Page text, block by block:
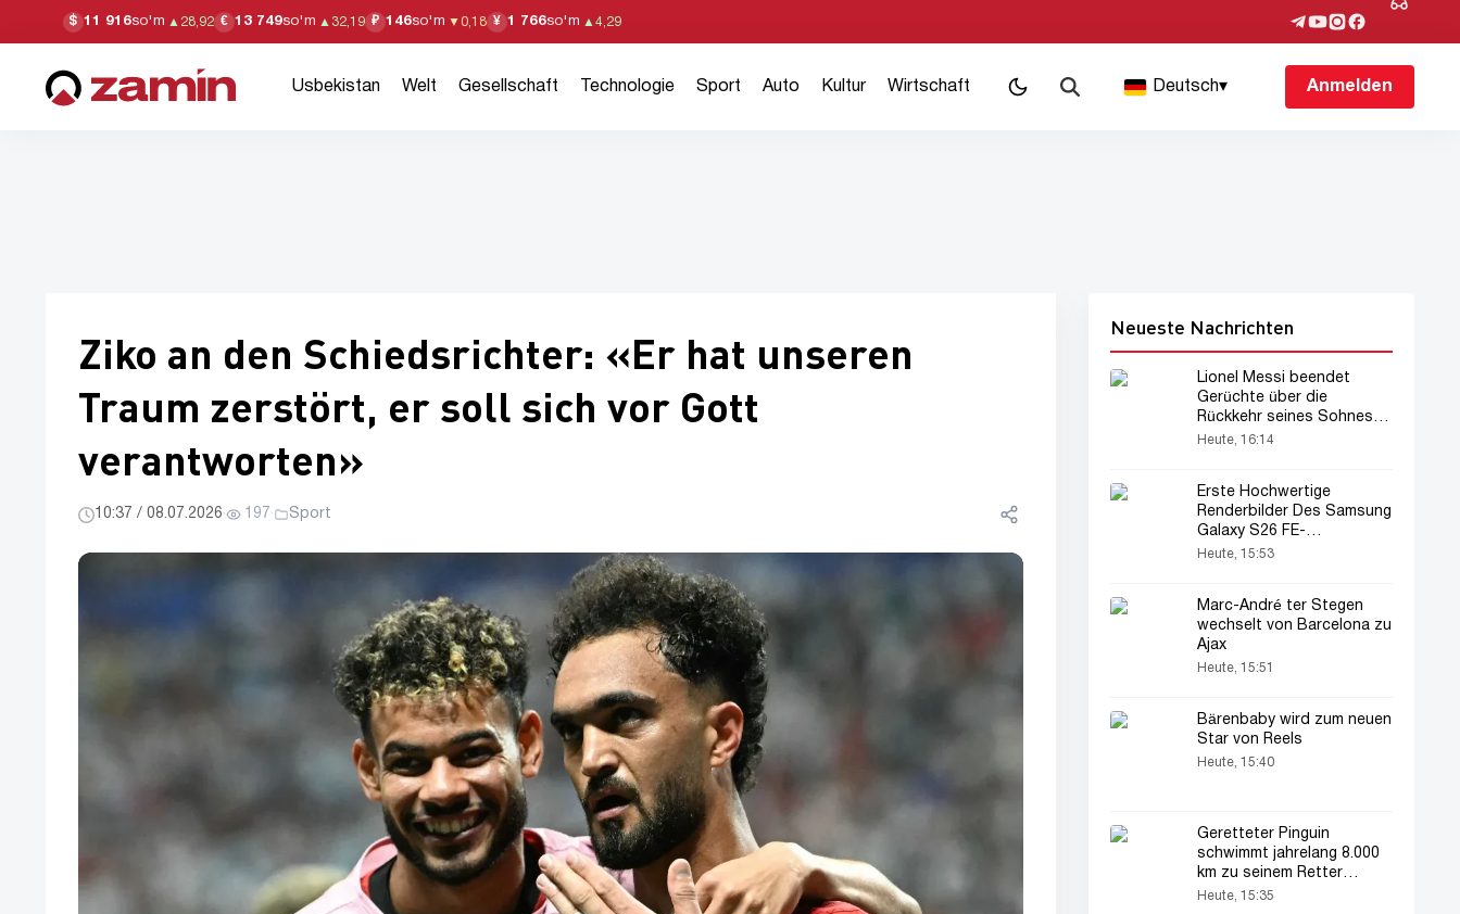
$ 11 916so'm ▲ 28,92 € 13 749so'm ▲ 32,19 ₽ 146so'm ▼ 0,18 ¥ 1 766so'm ▲ 4,29
Usbekistan Welt Gesellschaft Technologie Sport Auto Kultur Wirtschaft Deutsch▾ Anmelden
Ziko an den Schiedsrichter: «Er hat unseren
Traum zerstört, er soll sich vor Gott
verantworten»
10:37 / 08.07.2026· 197 · Sport
Neueste Nachrichten
Lionel Messi beendet
Gerüchte über die
Rückkehr seines Sohnes
zur Barcelona-Akademie
Heute, 16:14
Erste Hochwertige
Renderbilder Des Samsung
Galaxy S26 FE-
Flaggschiffs Veröffentlicht
Heute, 15:53
Marc-André ter Stegen
wechselt von Barcelona zu
Ajax
Heute, 15:51
Bärenbaby wird zum neuen
Star von Reels
Heute, 15:40
Geretteter Pinguin
schwimmt jahrelang 8.000
km zu seinem Retter
zurück
Heute, 15:35